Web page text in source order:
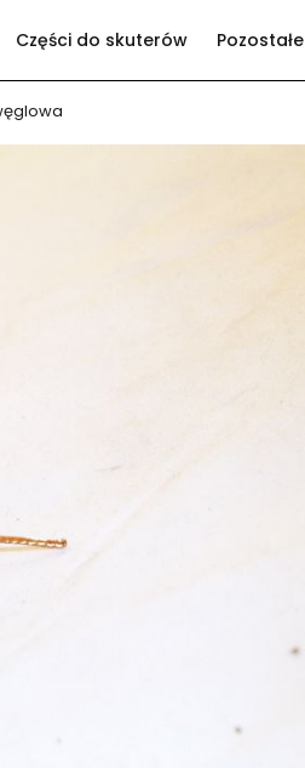
Części do skuterów Pozostałe